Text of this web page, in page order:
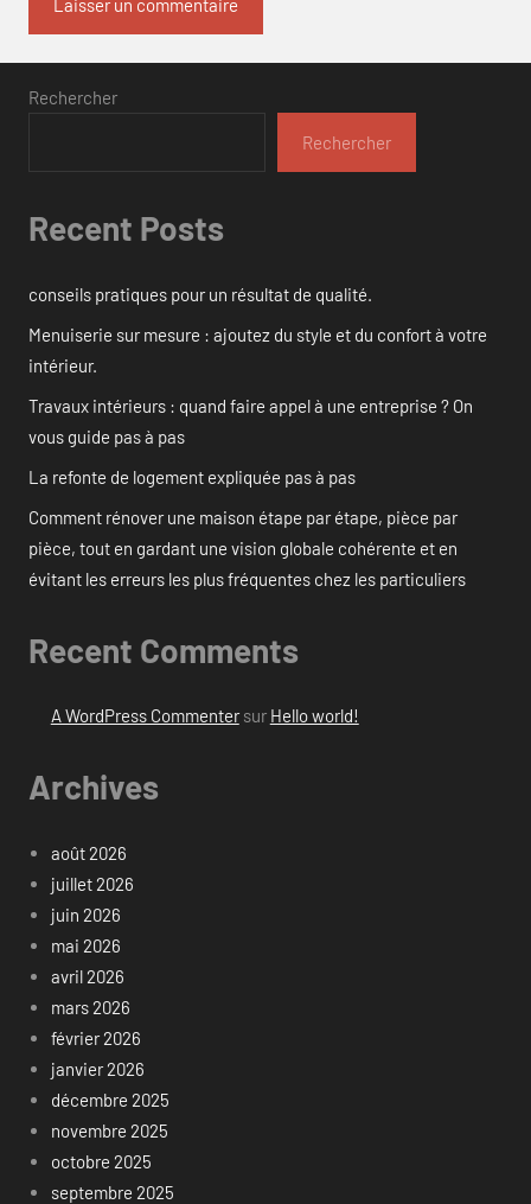
Rechercher
Rechercher
Recent Posts
conseils pratiques pour un résultat de qualité.
Menuiserie sur mesure : ajoutez du style et du confort à votre
intérieur.
Travaux intérieurs : quand faire appel à une entreprise ? On
vous guide pas à pas
La refonte de logement expliquée pas à pas
Comment rénover une maison étape par étape, pièce par
pièce, tout en gardant une vision globale cohérente et en
évitant les erreurs les plus fréquentes chez les particuliers
Recent Comments
A WordPress Commentersur Hello world!
Archives
août 2026
juillet 2026
juin 2026
mai 2026
avril 2026
mars 2026
février 2026
janvier 2026
décembre 2025
novembre 2025
octobre 2025
septembre 2025